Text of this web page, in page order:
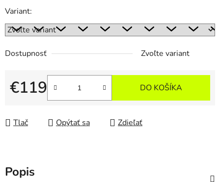
Variant:
Dostupnosť Zvoľte variant
€119
Jednotková cena:
DO KOŠÍKA
Tlač Opýtať sa Zdieľať
Popis